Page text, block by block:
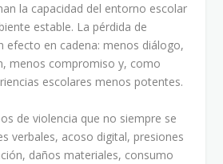
la capacidad del entorno escolar
estable. La pérdida de
efecto en cadena: menos diálogo,
menos compromiso y, como
escolares menos potentes.
de violencia que no siempre se
verbales, acoso digital, presiones
daños materiales, consumo